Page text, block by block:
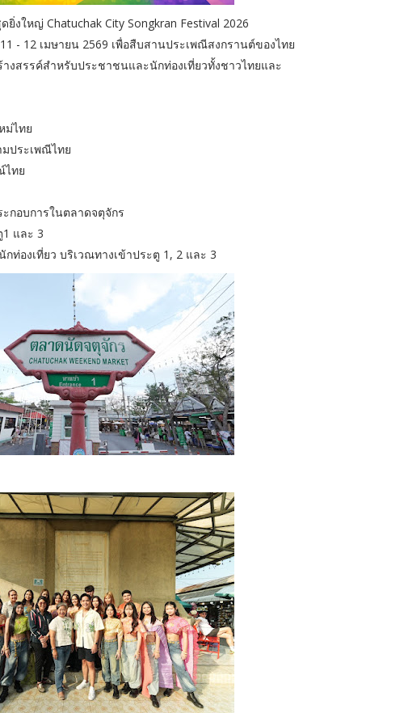
งใหญ่ Chatuchak City Songkran Festival 2026
- 12 เมษายน 2569 เพื่อสืบสานประเพณีสงกรานต์ของไทย
งสรรค์สำหรับประชาชนและนักท่องเที่ยวทั้งชาวไทยและ
ม่ไทย
ประเพณีไทย
ไทย
กอบการในตลาดจตุจักร
และ 3
ท่องเที่ยว บริเวณทางเข้าประตู 1, 2 และ 3